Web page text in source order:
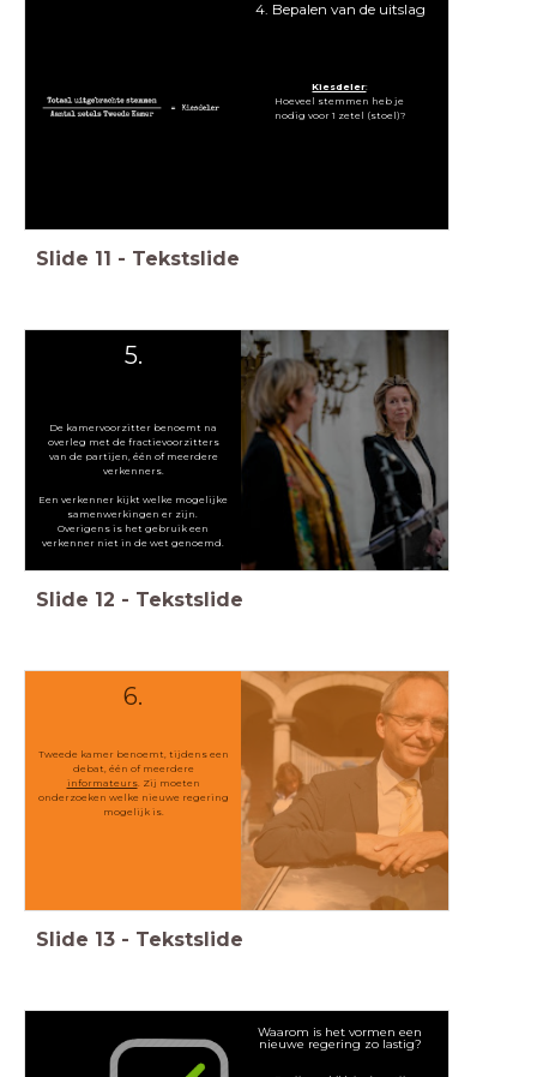
4. Bepalen van de uitslag
Kiesdeler:
Hoeveel stemmen heb je
nodig voor 1 zetel (stoel)?
Slide 11 - Tekstslide
5.
De kamervoorzitter benoemt na
overleg met de fractievoorzitters
van de partijen, één of meerdere
verkenners.
Een verkenner kijkt welke mogelijke
samenwerkingen er zijn.
Overigens is het gebruik een
verkenner niet in de wet genoemd.
Slide 12 - Tekstslide
6.
Tweede kamer benoemt, tijdens een
debat, één of meerdere
informateurs. Zij moeten
onderzoeken welke nieuwe regering
mogelijk is.
Slide 13 - Tekstslide
Waarom is het vormen een
nieuwe regering zo lastig?